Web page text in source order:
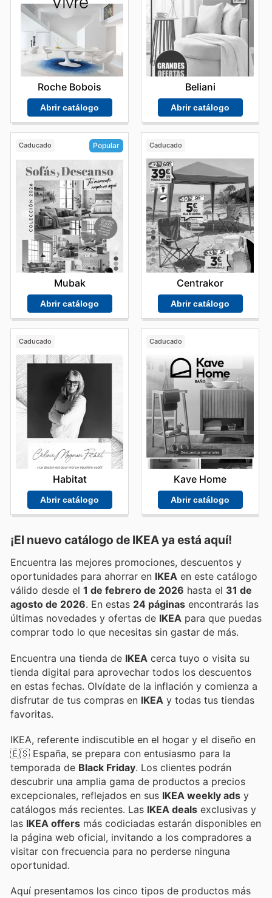
Roche Bobois
Abrir catálogo
Beliani
Abrir catálogo
Caducado Popular
Mubak
Abrir catálogo
Caducado
Centrakor
Abrir catálogo
Caducado
Habitat
Abrir catálogo
Caducado
Kave Home
Abrir catálogo
¡El nuevo catálogo de IKEAya está aquí!
Encuentra las mejores promociones, descuentos y
oportunidades para ahorrar en IKEA en este catálogo
válido desde el 1 de febrero de 2026 hasta el 31 de
agosto de 2026 . En estas 24 páginas encontrarás las
últimas novedades y ofertas de IKEA para que puedas
comprar todo lo que necesitas sin gastar de más.
Encuentra una tienda de IKEA cerca tuyo o visita su
tienda digital para aprovechar todos los descuentos
en estas fechas. Olvídate de la inflación y comienza a
disfrutar de tus compras en IKEA y todas tus tiendas
favoritas.
IKEA, referente indiscutible en el hogar y el diseño en
🇪🇸 España, se prepara con entusiasmo para la
temporada de Black Friday. Los clientes podrán
descubrir una amplia gama de productos a precios
excepcionales, reflejados en sus IKEA weekly ads y
catálogos más recientes. Las IKEA deals exclusivas y
las IKEA offers más codiciadas estarán disponibles en
la página web oficial, invitando a los compradores a
visitar con frecuencia para no perderse ninguna
oportunidad.
Aquí presentamos los cinco tipos de productos más